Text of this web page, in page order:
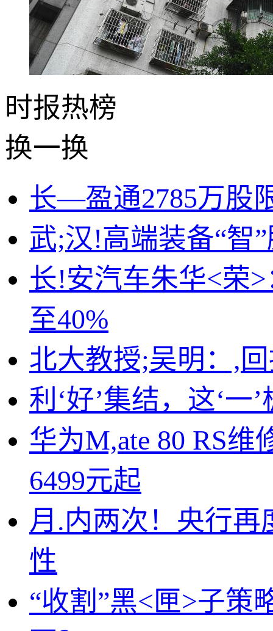
时报热榜
换一换
长—盈通2785万股
武;汉!高端装备“智
长!安汽车朱华<荣
至40%
北大教授;吴明：,
利‘好’集结，这‘一
华为M,ate 80 RS
6499元起
月.内两次！央行
性
“收割”黑<匣>子策